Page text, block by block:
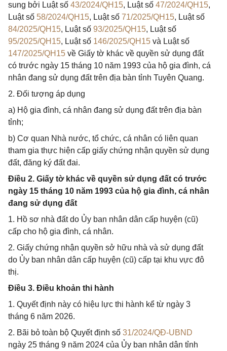
sung bởi Luật số 43/2024/QH15, Luật số 47/2024/QH15,
Luật số 58/2024/QH15, Luật số 71/2025/QH15, Luật số
84/2025/QH15, Luật số 93/2025/QH15, Luật số
95/2025/QH15, Luật số 146/2025/QH15 và Luật số
147/2025/QH15 về Giấy tờ khác về quyền sử dụng đất
có trước ngày 15 tháng 10 năm 1993 của hộ gia đình, cá
nhân đang sử dụng đất trên địa bàn tỉnh Tuyên Quang.
2. Đối tượng áp dụng
a) Hộ gia đình, cá nhân đang sử dụng đất trên địa bàn
tỉnh;
b) Cơ quan Nhà nước, tổ chức, cá nhân có liên quan
tham gia thực hiện cấp giấy chứng nhận quyền sử dụng
đất, đăng ký đất đai.
Điều 2. Giấy tờ khác về quyền sử dụng đất có trước
ngày 15 tháng 10 năm 1993 của hộ gia đình, cá nhân
đang sử dụng đất
1. Hồ sơ nhà đất do Ủy ban nhân dân cấp huyện (cũ)
cấp cho hộ gia đình, cá nhân.
2. Giấy chứng nhận quyền sở hữu nhà và sử dụng đất
do Ủy ban nhân dân cấp huyện (cũ) cấp tại khu vực đô
thị.
Điều 3. Điều khoản thi hành
1. Quyết định này có hiệu lực thi hành kể từ ngày 3
tháng 6 năm 2026.
2. Bãi bỏ toàn bộ Quyết định số 31/2024/QĐ-UBND
ngày 25 tháng 9 năm 2024 của Ủy ban nhân dân tỉnh